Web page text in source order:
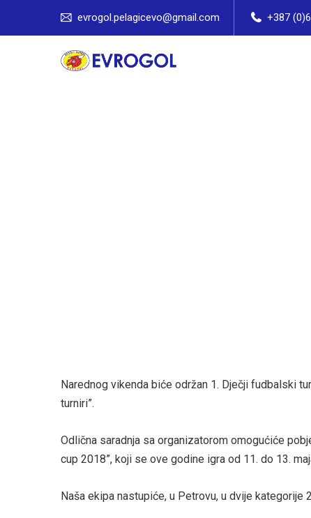
evrogol.pelagicevo@gmail.com +387
Narednog vikenda biće održan 1. Dječji fudbalski
turniri”.
Odlična saradnja sa organizatorom omogućiće
cup 2018”, koji se ove godine igra od 11. do 13.
Naša ekipa nastupiće, u Petrovu, u dvije kategorije